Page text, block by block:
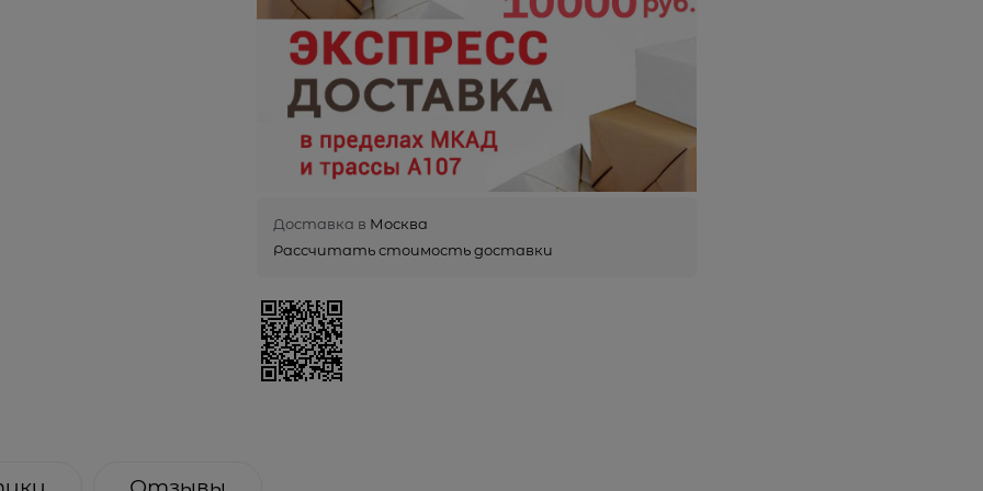
Доставка в Москва
Рассчитать стоимость доставки